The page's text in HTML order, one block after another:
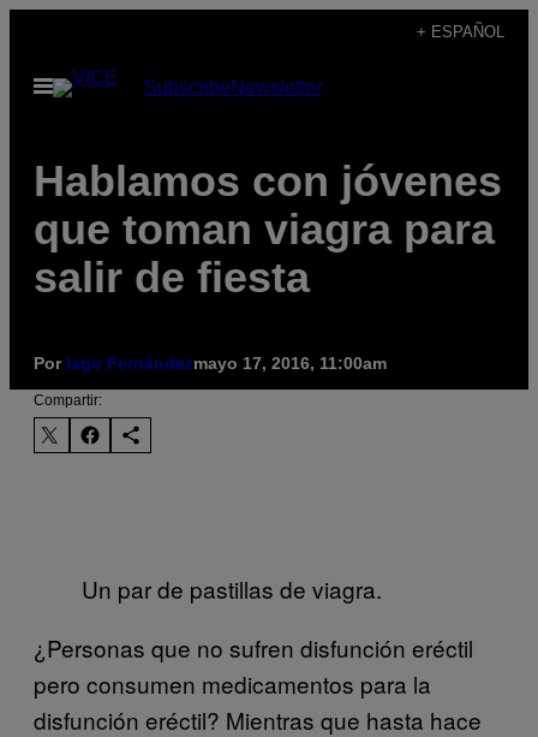
contenido
+ ESPAÑOL
Abrir
Menú
SubscribeNewsletter
Hablamos con jóvenes
que toman viagra para
salir de fiesta
Por Iago Fernándezmayo 17, 2016, 11:00am
Compartir:
Un par de pastillas de viagra.
¿Personas que no sufren disfunción eréctil
pero consumen medicamentos para la
disfunción eréctil? Mientras que hasta hace